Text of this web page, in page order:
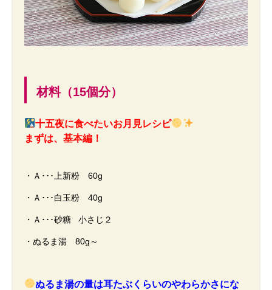
材料（15個分）
十五夜に食べたいお月見レシピ
まずは、基本編！
・Ａ･･･上新粉 60g
・Ａ･･･白玉粉 40g
・Ａ･･･砂糖 小さじ２
・ぬるま湯 80g～
ぬるま湯の量は耳たぶくらいのやわらかさにな